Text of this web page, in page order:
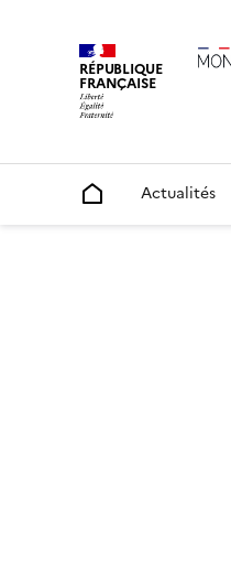
RÉPUBLIQUE
FRANÇAISE
Accueil Actualités